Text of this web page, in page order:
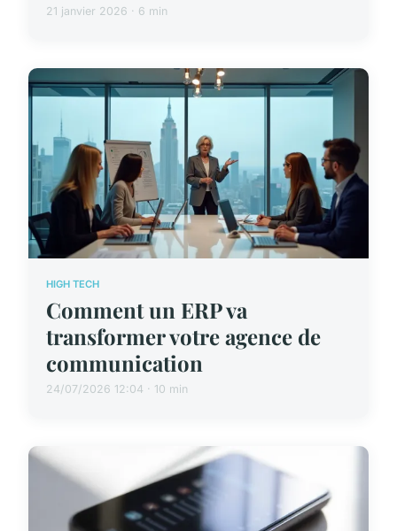
21 janvier 2026 · 6 min
HIGH TECH
Comment un ERP va
transformer votre agence de
communication
24/07/2026 12:04 · 10 min